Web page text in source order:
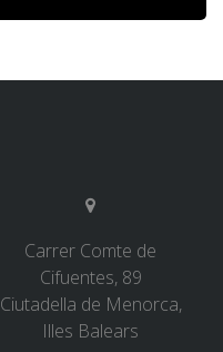
Carrer Comte de
Cifuentes, 89
Ciutadella de Menorca,
Illes Balears